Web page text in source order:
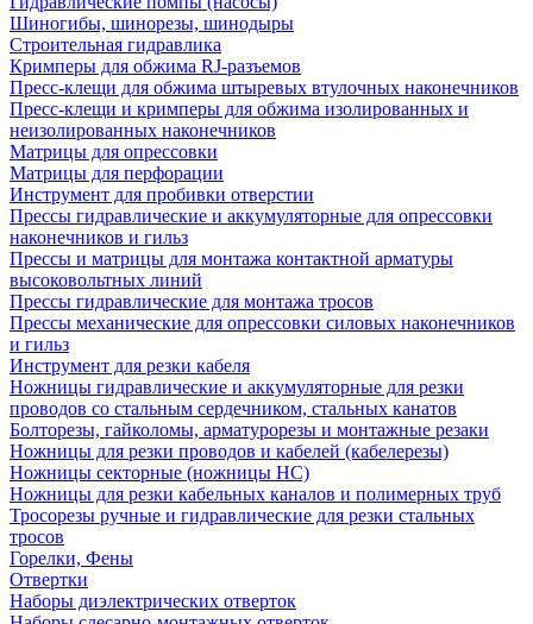
Шиногибы, шинорезы, шинодыры
Строительная гидравлика
Кримперы для обжима RJ-разъемов
Пресс-клещи для обжима штыревых втулочных наконечников
Пресс-клещи и кримперы для обжима изолированных и
неизолированных наконечников
Матрицы для опрессовки
Матрицы для перфорации
Инструмент для пробивки отверстии
Прессы гидравлические и аккумуляторные для опрессовки
наконечников и гильз
Прессы и матрицы для монтажа контактной арматуры
высоковольтных линий
Прессы гидравлические для монтажа тросов
Прессы механические для опрессовки силовых наконечников
и гильз
Инструмент для резки кабеля
Ножницы гидравлические и аккумуляторные для резки
проводов со стальным сердечником, стальных канатов
Болторезы, гайколомы, арматурорезы и монтажные резаки
Ножницы для резки проводов и кабелей (кабелерезы)
Ножницы секторные (ножницы НС)
Ножницы для резки кабельных каналов и полимерных труб
Тросорезы ручные и гидравлические для резки стальных
тросов
Горелки, Фены
Отвертки
Наборы диэлектрических отверток